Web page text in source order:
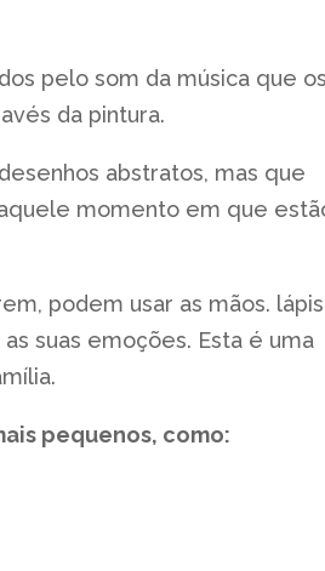
pelo som da música que os
da pintura.
abstratos, mas que
momento em que
podem usar as mãos.
suas emoções. Esta é uma
pequenos, como: